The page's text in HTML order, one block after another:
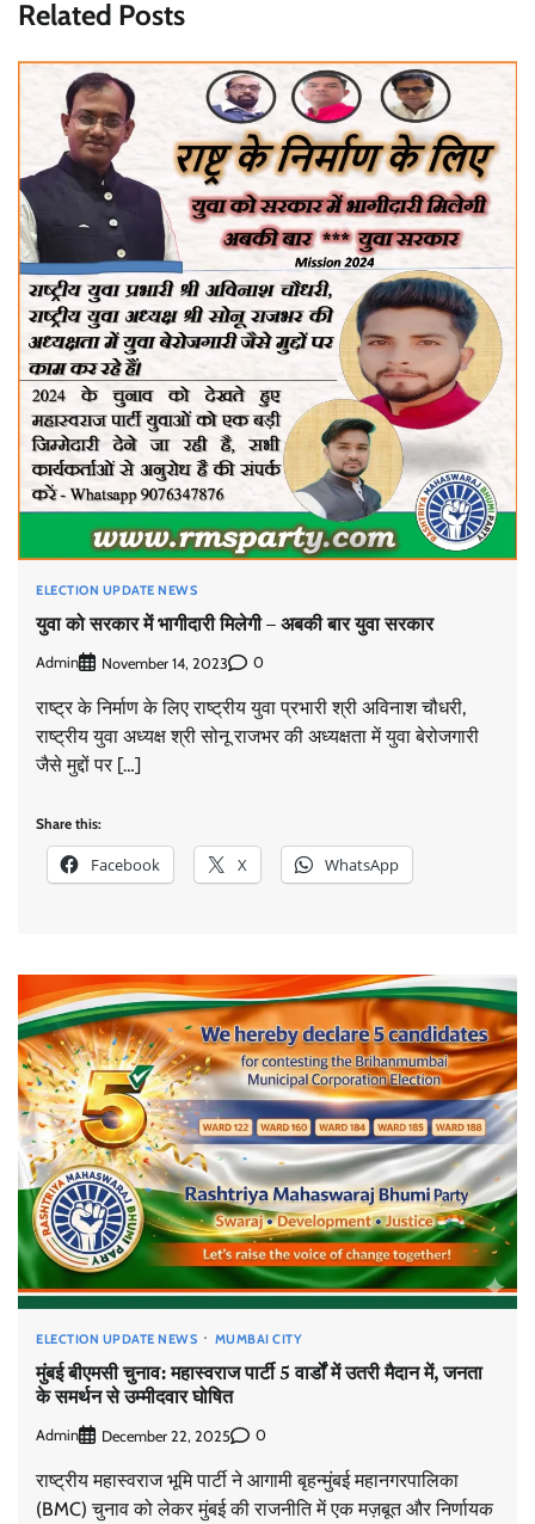
Related Posts
ELECTION UPDATE NEWS
युवा को सरकार में भागीदारी मिलेगी – अबकी बार युवा सरकार
Admin November 14, 2023 0
राष्ट्र के निर्माण के लिए राष्ट्रीय युवा प्रभारी श्री अविनाश चौधरी,
राष्ट्रीय युवा अध्यक्ष श्री सोनू राजभर की अध्यक्षता में युवा बेरोजगारी
जैसे मुद्दों पर […]
Share this:
Facebook X WhatsApp
ELECTION UPDATE NEWS MUMBAI CITY
मुंबई बीएमसी चुनाव: महास्वराज पार्टी 5 वार्डों में उतरी मैदान में, जनता
के समर्थन से उम्मीदवार घोषित
Admin December 22, 2025 0
राष्ट्रीय महास्वराज भूमि पार्टी ने आगामी बृहन्मुंबई महानगरपालिका
(BMC) चुनाव को लेकर मुंबई की राजनीति में एक मज़बूत और निर्णायक